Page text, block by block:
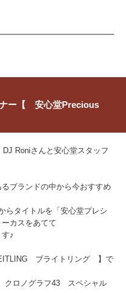
ー【 安心堂Precious
Roniさんと安心堂スタッフ
ブランドの中から今おすすめ
らタイトルを「安心堂プレシ
カスをあてて
♪
ブライトリング 】で
ロノグラフ43 スペシャル